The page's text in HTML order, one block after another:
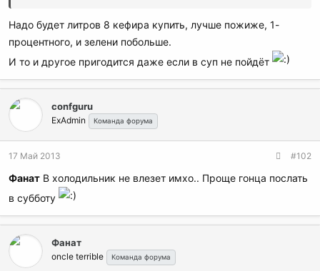
Надо будет литров 8 кефира купить, лучше пожиже, 1-
процентного, и зелени побольше.
И то и другое пригодится даже если в суп не пойдёт
confguru
ExAdmin Команда форума
17 Май 2013 #102
Фанат В холодильник не влезет имхо.. Проще гонца послать
в субботу
Фанат
oncle terrible Команда форума